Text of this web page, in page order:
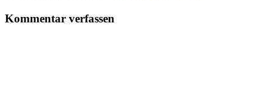
Kommentar verfassen